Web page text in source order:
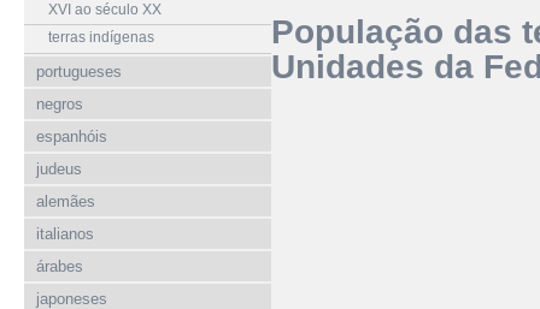
XVI ao século XX
terras indígenas
portugueses
negros
espanhóis
judeus
alemães
italianos
árabes
japoneses
População das
Unidades da